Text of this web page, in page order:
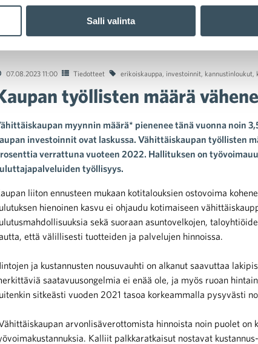
Salli valinta
määrä vähenee
07.08.2023 11:00 Tiedotteet erikoiskauppa investoinnit kannustinloukut
työllisten määrä
myynnin määrä* pienenee tänä vuonna noin
investoinnit ovat laskussa. Vähittäiskaupan työllisten
verrattuna vuoteen 2022. Hallituksen on
työllisyys.
liiton ennusteen mukaan kotitalouksien ostovoima
hienoinen kasvu ei ohjaudu kotimaiseen
sekä suoraan asuntovelkojen,
että välillisesti tuotteiden ja palvelujen hinnoissa.
ja kustannusten nousuvauhti on alkanut saavuttaa
saatavuusongelmia ei enää ole, ja myös ruoan
sitkeästi vuoden 2021 tasoa korkeammalla pysyvästi
arvonlisäverottomista hinnoista noin puolet on
Kalliit palkkaratkaisut nostavat
varautuminen
alalta